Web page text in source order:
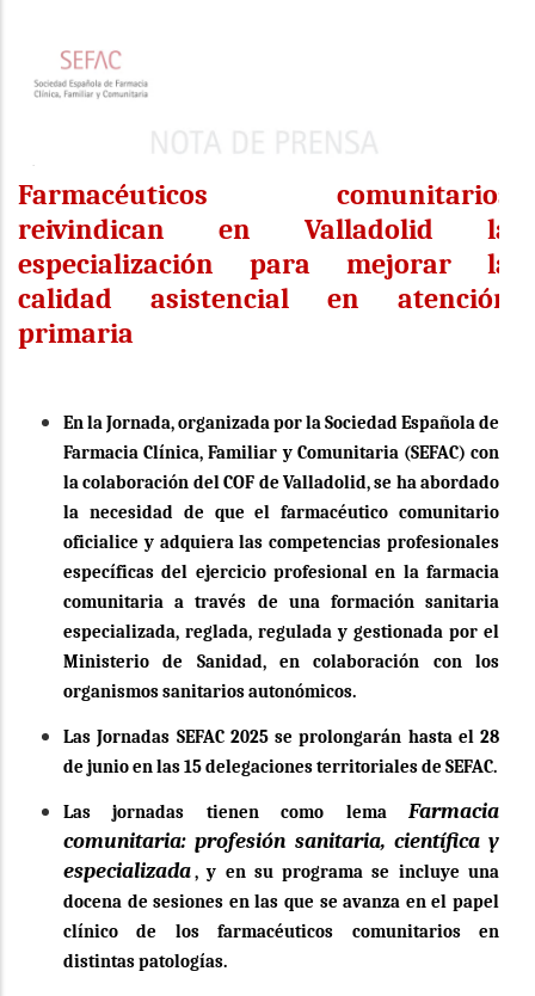
la
navegación
Farmacéuticos comunitarios
reivindican en Valladolid la
especialización para mejorar la
calidad asistencial en atención
primaria
En la Jornada, organizada por la Sociedad Española de
Farmacia Clínica, Familiar y Comunitaria (SEFAC) con
la colaboración del COF de Valladolid, se ha abordado
la necesidad de que el farmacéutico comunitario
oficialice y adquiera las competencias profesionales
específicas del ejercicio profesional en la farmacia
comunitaria a través de una formación sanitaria
especializada, reglada, regulada y gestionada por el
Ministerio de Sanidad, en colaboración con los
organismos sanitarios autonómicos.
Las Jornadas SEFAC 2025 se prolongarán hasta el 28
de junio en las 15 delegaciones territoriales de SEFAC.
Las jornadas tienen como lema Farmacia
comunitaria: profesión sanitaria, científica y
especializada, y en su programa se incluye una
docena de sesiones en las que se avanza en el papel
clínico de los farmacéuticos comunitarios en
distintas patologías.